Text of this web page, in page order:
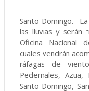
Santo Domingo.-
las lluvias y serán
Oficina Nacional
cuales vendrán
ráfagas de
Pedernales, Azua,
Santo Domingo,